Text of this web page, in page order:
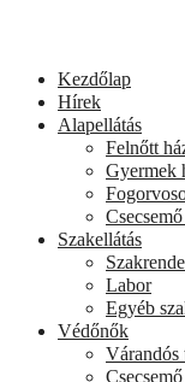
Kezdőlap
Hírek
Alapellátás
Felnőtt
Gyermek
Szakellátás
Labor
Egyéb
Védőnők
Várandós